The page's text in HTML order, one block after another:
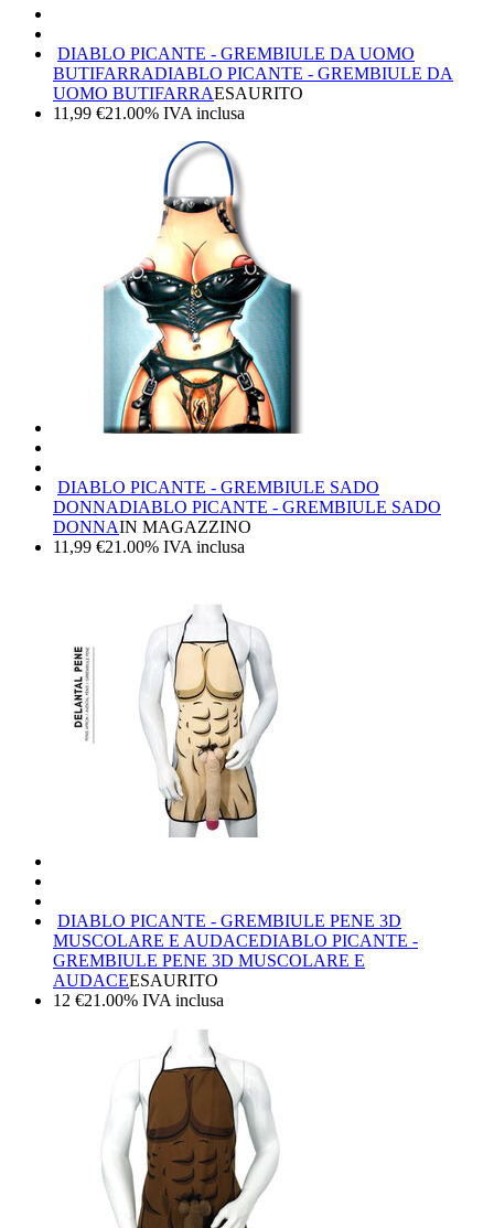
DIABLO PICANTE - GREMBIULE DA UOMO
BUTIFARRADIABLO PICANTE - GREMBIULE DA
UOMO BUTIFARRAESAURITO
11,99 €21.00% IVA inclusa
DIABLO PICANTE - GREMBIULE SADO
DONNADIABLO PICANTE - GREMBIULE SADO
DONNAIN MAGAZZINO
11,99 €21.00% IVA inclusa
DIABLO PICANTE - GREMBIULE PENE 3D
MUSCOLARE E AUDACEDIABLO PICANTE -
GREMBIULE PENE 3D MUSCOLARE E
AUDACEESAURITO
12 €21.00% IVA inclusa